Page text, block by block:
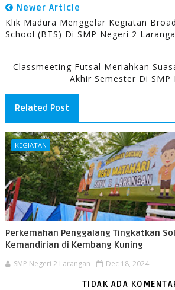
Newer Article
Klik Madura Menggelar Kegiatan
School (BTS) Di SMP Negeri 2
Classmeeting Futsal Meriahkan
Akhir Semester Di SMP
Related Post
KEGIATAN
Perkemahan Penggalang Tingkatkan
Kemandirian di Kembang Kuning
SMP Negeri 2 Larangan Dec 18, 2024
TIDAK ADA